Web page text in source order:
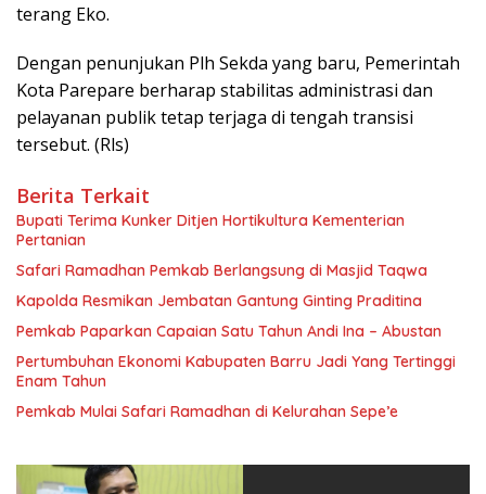
terang Eko.
Dengan penunjukan Plh Sekda yang baru, Pemerintah
Kota Parepare berharap stabilitas administrasi dan
pelayanan publik tetap terjaga di tengah transisi
tersebut. (Rls)
Berita Terkait
Bupati Terima Kunker Ditjen Hortikultura Kementerian
Pertanian
Safari Ramadhan Pemkab Berlangsung di Masjid Taqwa
Kapolda Resmikan Jembatan Gantung Ginting Praditina
Pemkab Paparkan Capaian Satu Tahun Andi Ina – Abustan
Pertumbuhan Ekonomi Kabupaten Barru Jadi Yang Tertinggi
Enam Tahun
Pemkab Mulai Safari Ramadhan di Kelurahan Sepe’e